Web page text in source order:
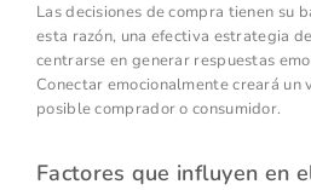
Las decisiones de compra tienen su
esta razón, una efectiva estrategia de
centrarse en generar respuestas
Conectar emocionalmente creará un
posible comprador o consumidor.
Factores que influyen en